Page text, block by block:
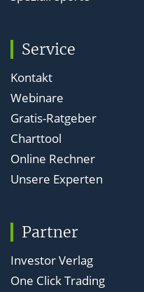
Service
Kontakt
Webinare
Gratis-Ratgeber
Charttool
Online Rechner
Unsere Experten
Partner
Investor Verlag
One Click Trading